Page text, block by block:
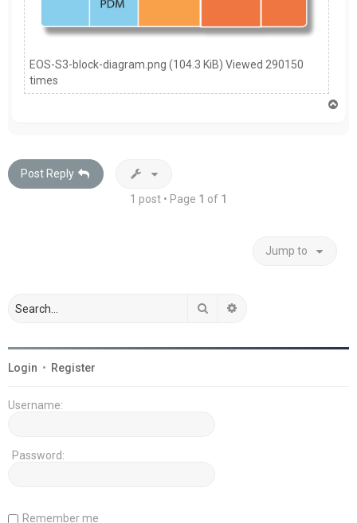
EOS-S3-block-diagram.png (104.3 KiB) Viewed 290150
times
Post Reply
1 post • Page 1 of 1
Jump to
Search
Login • Register
Username:
Password:
Remember me